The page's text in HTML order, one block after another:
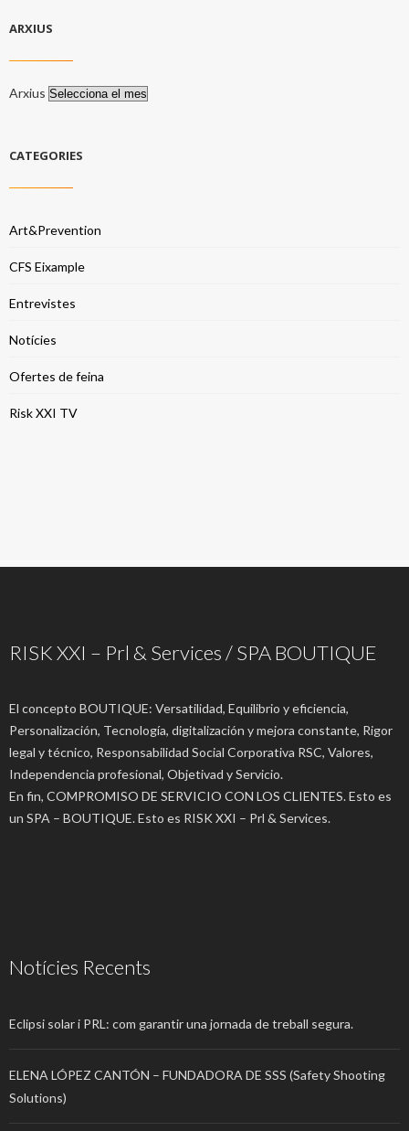
ARXIUS
Arxius
CATEGORIES
Art&Prevention
CFS Eixample
Entrevistes
Notícies
Ofertes de feina
Risk XXI TV
RISK XXI – Prl & Services / SPA BOUTIQUE
El concepto BOUTIQUE: Versatilidad, Equilibrio y eficiencia,
Personalización, Tecnología, digitalización y mejora constante, Rigor
legal y técnico, Responsabilidad Social Corporativa RSC, Valores,
Independencia profesional, Objetivad y Servicio.
En fin, COMPROMISO DE SERVICIO CON LOS CLIENTES. Esto es
un SPA – BOUTIQUE. Esto es RISK XXI – Prl & Services.
Notícies Recents
Eclipsi solar i PRL: com garantir una jornada de treball segura.
ELENA LÓPEZ CANTÓN – FUNDADORA DE SSS (Safety Shooting
Solutions)